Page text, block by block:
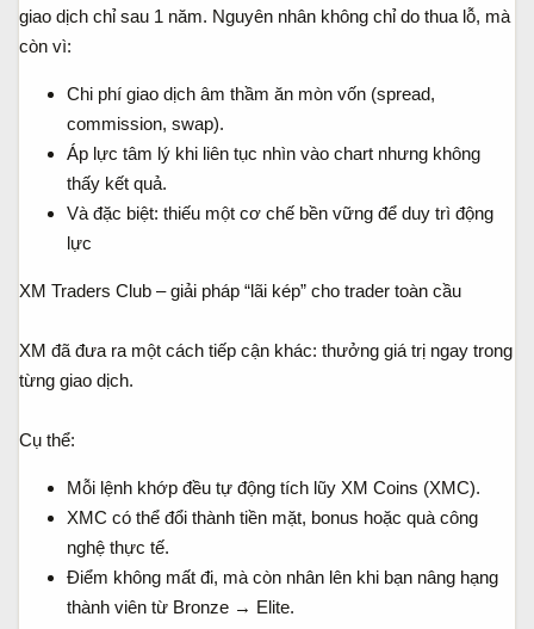
giao dịch chỉ sau 1 năm. Nguyên nhân không chỉ do thua lỗ, mà
còn vì:
Chi phí giao dịch âm thầm ăn mòn vốn (spread,
commission, swap).
Áp lực tâm lý khi liên tục nhìn vào chart nhưng không
thấy kết quả.
Và đặc biệt: thiếu một cơ chế bền vững để duy trì động
lực
XM Traders Club – giải pháp “lãi kép” cho trader toàn cầu
XM đã đưa ra một cách tiếp cận khác: thưởng giá trị ngay trong
từng giao dịch.
Cụ thể:
Mỗi lệnh khớp đều tự động tích lũy XM Coins (XMC).
XMC có thể đổi thành tiền mặt, bonus hoặc quà công
nghệ thực tế.
Điểm không mất đi, mà còn nhân lên khi bạn nâng hạng
thành viên từ Bronze → Elite.